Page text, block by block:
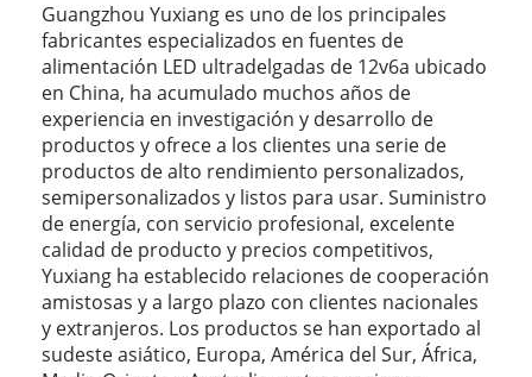
Guangzhou Yuxiang es uno de los principales
fabricantes especializados en fuentes de
alimentación LED ultradelgadas de 12v6a ubicado
en China, ha acumulado muchos años de
experiencia en investigación y desarrollo de
productos y ofrece a los clientes una serie de
productos de alto rendimiento personalizados,
semipersonalizados y listos para usar. Suministro
de energía, con servicio profesional, excelente
calidad de producto y precios competitivos,
Yuxiang ha establecido relaciones de cooperación
amistosas y a largo plazo con clientes nacionales
y extranjeros. Los productos se han exportado al
sudeste asiático, Europa, América del Sur, África,